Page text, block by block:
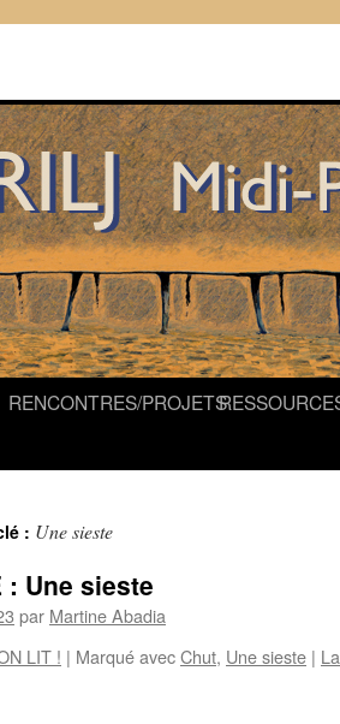
RENCONTRES/PROJETS
: Une sieste
: Une sieste
par Martine Abadia
LIT ! | Marqué avecChut, Une sieste |